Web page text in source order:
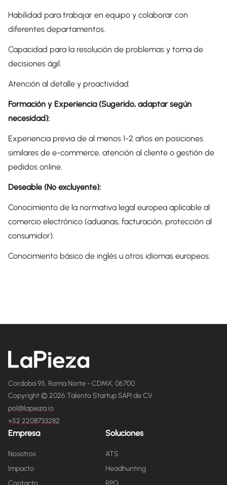
Habilidad para trabajar en equipo y colaborar con
diferentes departamentos.
Capacidad para la resolución de problemas y toma de
decisiones ágil.
Atención al detalle y proactividad.
Formación y Experiencia (Sugerido, adaptar según
necesidad):
Experiencia previa de al menos 1-2 años en posiciones
similares de e-commerce, atención al cliente o gestión de
pedidos online.
Deseable (No excluyente):
Conocimiento de la normativa legal europea aplicable al
comercio electrónico (aduanas, facturación, protección al
consumidor).
Conocimiento básico de inglés u otros idiomas europeos.
Cordoba 95, Roma Norte - CDMX, 06700
Copyright © 2026 Talento Startup SAPI de CV
pol@lapieza.io
+52 2208733282
Empresa
Nosotros
Impacto
Contacto
Soluciones
ATS
Headhunting
RPO